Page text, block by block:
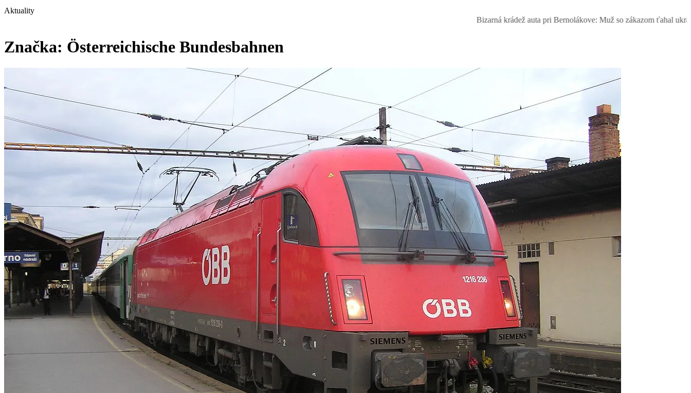
Aktuality
Bizarná krádež auta pri Bernolákove: Muž so zákazom ťahal ukradnutý
Značka: Österreichische Bundesbahnen